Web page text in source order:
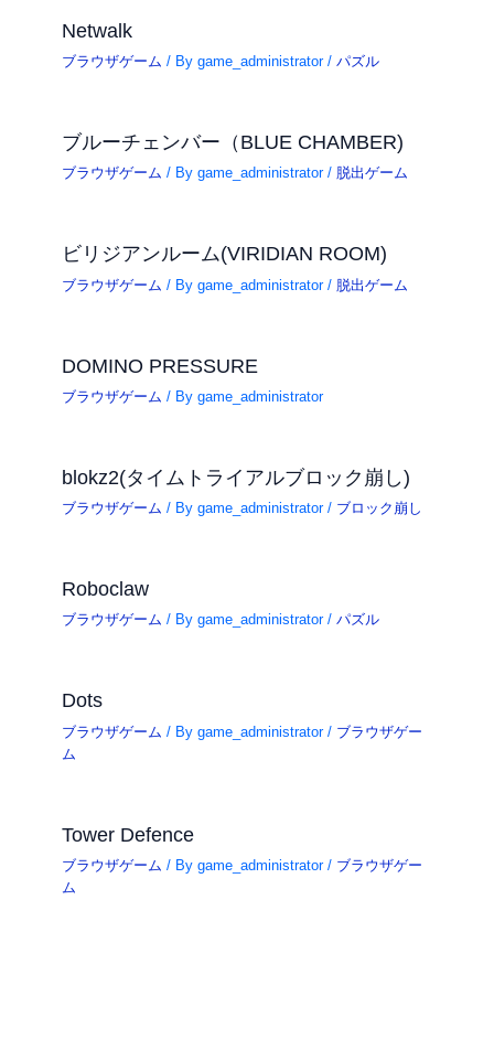
Netwalk
ブラウザゲーム / Bygame_administrator/パズル
ブルーチェンバー（BLUE CHAMBER)
ブラウザゲーム / Bygame_administrator/ 脱出ゲーム
ビリジアンルーム(VIRIDIAN ROOM)
ブラウザゲーム / Bygame_administrator/ 脱出ゲーム
DOMINO PRESSURE
ブラウザゲーム / Bygame_administrator
blokz2(タイムトライアルブロック崩し)
ブラウザゲーム / Bygame_administrator/ ブロック崩し
Roboclaw
ブラウザゲーム / Bygame_administrator/パズル
Dots
ブラウザゲーム / Bygame_administrator/ ブラウザゲー
ム
Tower Defence
ブラウザゲーム / Bygame_administrator/ ブラウザゲー
ム